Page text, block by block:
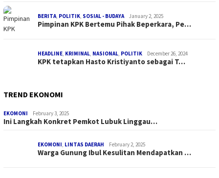
BERITA, POLITIK, SOSIAL - BUDAYA January 2, 2025
Pimpinan KPK Bertemu Pihak Beperkara, Pe…
HEADLINE, KRIMINAL, NASIONAL, POLITIK December 26, 2024
KPK tetapkan Hasto Kristiyanto sebagai T…
TREND EKONOMI
EKOMONI February 3, 2025
Ini Langkah Konkret Pemkot Lubuk Linggau…
EKOMONI, LINTAS DAERAH February 2, 2025
Warga Gunung Ibul Kesulitan Mendapatkan …